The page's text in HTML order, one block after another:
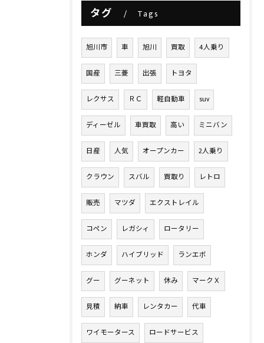
タグ Tags
旭川市 車 旭川 買取 4人乗り
国産 三菱 出張 トヨタ
レクサス ＲＣ 軽自動車 suv
ディーゼル 車買取 高い ミニバン
日産 人気 オープンカー 2人乗り
クラウン スバル 買取り レトロ
販売 マツダ エクストレイル
コペン レガシィ ロータリー
ホンダ ハイブリッド ランエボ
グー グーネット 休み マークＸ
見積 納車 レンタカー 代車
ワイモータース ロードサービス